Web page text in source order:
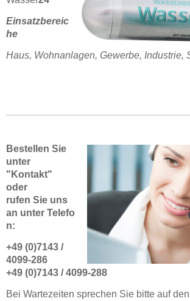
Einsatzbereic
he
Haus, Wohnanlagen, Gewerbe, Industrie,
Bestellen Sie
unter
"Kontakt"
oder
rufen Sie uns
an unter Telefo
n:
+49 (0)7143 /
4099-286
+49 (0)7143 / 4099-288
Bei Wartezeiten sprechen Sie bitte auf den